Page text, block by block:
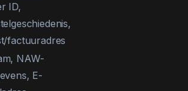
ID,
factuuradres
NAW-
E-